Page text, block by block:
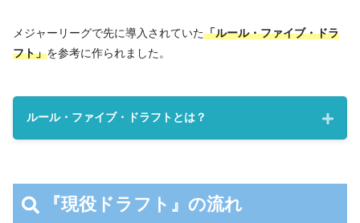
メジャーリーグで先に導入されていた「ルール・ファイブ・ドラ
フト」を参考に作られました。
ルール・ファイブ・ドラフトとは？
ルール・ファイブ・ドラフトとは？
『現役ドラフト』の流れ